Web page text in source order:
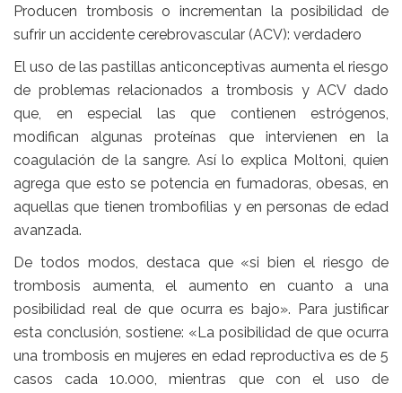
Producen trombosis o incrementan la posibilidad de
sufrir un accidente cerebrovascular (ACV): verdadero
El uso de las pastillas anticonceptivas aumenta el riesgo
de problemas relacionados a trombosis y ACV dado
que, en especial las que contienen estrógenos,
modifican algunas proteínas que intervienen en la
coagulación de la sangre. Así lo explica Moltoni, quien
agrega que esto se potencia en fumadoras, obesas, en
aquellas que tienen trombofilias y en personas de edad
avanzada.
De todos modos, destaca que «si bien el riesgo de
trombosis aumenta, el aumento en cuanto a una
posibilidad real de que ocurra es bajo». Para justificar
esta conclusión, sostiene: «La posibilidad de que ocurra
una trombosis en mujeres en edad reproductiva es de 5
casos cada 10.000, mientras que con el uso de